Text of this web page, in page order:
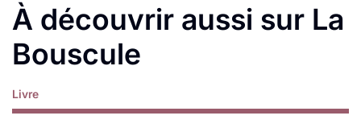
À découvrir aussi sur La
Bouscule
Livre
Lire plus